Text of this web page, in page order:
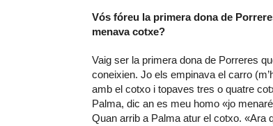
Vós fóreu la primera dona de
menava cotxe?
Vaig ser la primera dona de Porreres
coneixien. Jo els empinava el carro
amb el cotxo i topaves tres o quatre
Palma, dic an es meu homo «jo
Quan arrib a Palma atur el cotxo. «Ara